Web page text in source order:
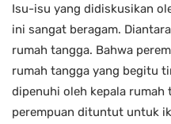
Isu-isu yang didiskusikan
ini sangat beragam.
rumah tangga. Bahwa
rumah tangga yang begitu
dipenuhi oleh kepala rumah
perempuan dituntut untuk